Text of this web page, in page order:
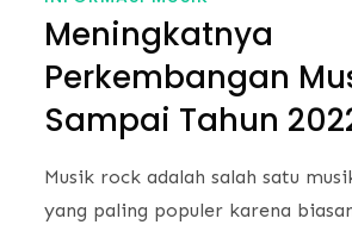
Meningkatnya
Perkembangan
Sampai Tahun
Musik rock adalah salah satu
yang paling populer karena